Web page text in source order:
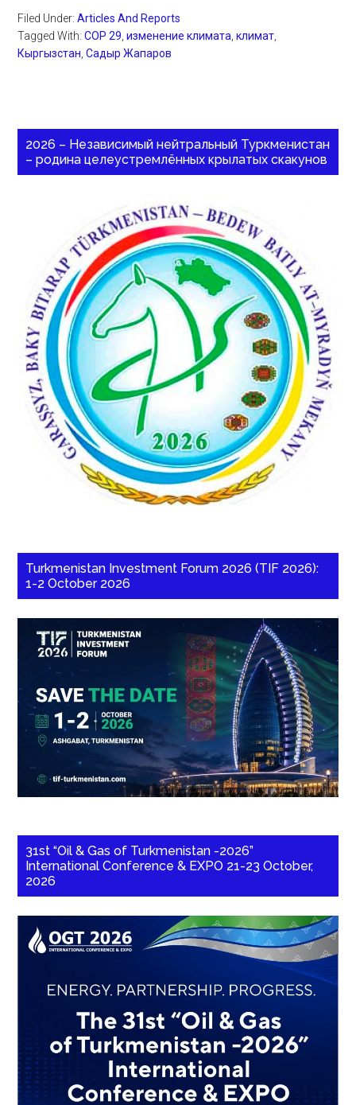
Filed Under:Articles And Reports
Tagged With:COP 29 ,изменение климата ,климат
Кыргызстан ,Садыр Жапаров
2026 – Независимый нейтральный Туркменистан
– родина целеустремлённых крылатых скакунов
Turkmenistan Investment Forum 2026 (TIF 2026):
1-2 October 2026
31st “Oil & Gas of Turkmenistan -2026”
International Conference & EXPO 21-23 October,
2026